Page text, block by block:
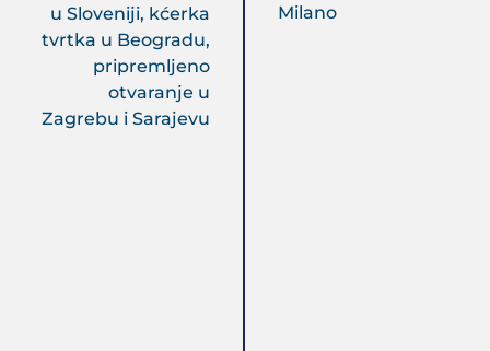
u Sloveniji, kćerka
tvrtka u Beogradu,
pripremljeno
otvaranje u
Zagrebu i Sarajevu
Milano